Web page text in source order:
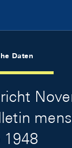
Daten
1948